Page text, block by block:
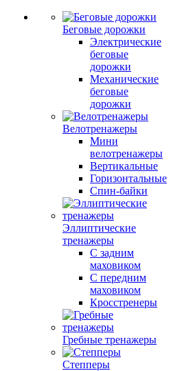
Беговые дорожки
Электрические
беговые
дорожки
Механические
беговые
дорожки
Велотренажеры
Мини
велотренажеры
Вертикальные
Горизонтальные
Спин-байки
Эллиптические
тренажеры
С задним
маховиком
С передним
маховиком
Кросстренеры
Гребные тренажеры
Степперы